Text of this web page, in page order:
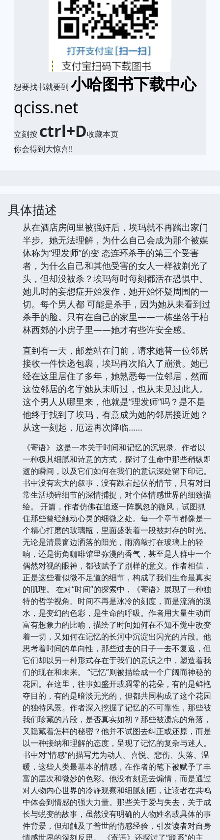
想要找书就要到 小哈图书下载中心
qciss.net
立刻按 ctrl+D收藏本页
你会得到大惊喜!!
具体描述
从在酒店房间里被强奸后，埃玛就不再踏出家门
半步。她无法理解，为什么自己会成为那个被媒
体称为“理发师”的变 态连环杀手的第三个受害
者，为什么自己和其他受害的女人一样被剃光了
头，但却没被杀？埃玛每时每刻都活在恐惧中。
她儿时的妄想症开始发作，她开始怀疑周围的一
切。每个男人都 可能是杀手，因为她从未看到过
杀手的脸。只有在自己的家里——一栋坐落于柏
林西郊的小房子里——她才有些许安全感。
直到有一天，邮差站在门前，请求她替一位邻居
接收一件快递包裹，埃玛再次陷入了崩溃。她已
经在这里居住了多年，她熟悉每一位邻居，然而
这位邻居的名字她从未听过，也从未见过此人。
这个男人从哪里来，他就是“理发师”吗？是不是
他终于找到了埃玛，有意成为她的邻居接近她？
从这一刻起，厄运再次降临……
《寄语》 这是一本关于时间和记忆的沉思录。作者以
一种极其细腻和诗意的方式，探讨了生命中那些稍纵即
逝的瞬间，以及它们如何在我们的意识深处留下印记。
书中没有宏大的叙事，没有跌宕起伏的情节，只有对日
常生活琐碎细节的深情捕捉，对个体情感世界的细致描
绘。 开篇，作者仿佛在追逐一阵飘忽的微风，试图抓
住那些曾经触动心灵的细微之处。每一个章节都像是一
个精心打磨的玻璃瓶，里面盛装着一段被封存的时光。
无论是清晨窗边洒落的阳光，雨滴敲打在玻璃上的轻
响，还是街角咖啡馆里弥漫的香气，甚至是人群中一个
偶然对视的眼神，都被赋予了别样的意义。作者相信，
正是这些看似微不足道的细节，构成了我们生命最真实
的肌理。 在对“时间”的探索中，《寄语》展现了一种独
特的哲学视角。时间不再是冰冷的刻度，而是流淌的溪
水，是变幻的色彩，是生命的呼吸。作者用大量生动而
富有想象力的比喻，描绘了时间如何在不知不觉中改变
着一切，又如何在记忆的长河中沉淀出闪光的片段。他
思考着时间的单向性，那些过去的日子一去不复返，但
它们却以另一种形式存在于我们的意识之中，塑造着我
们的现在和未来。 “记忆”则被描绘成一个广阔而神秘的
花园。在这里，往事如盛开或凋零的花朵，有的是鲜艳
夺目的，有的是暗淡无光的，但都共同构成了这个花园
的独特风景。作者深入挖掘了记忆的不可靠性，那些被
我们珍藏的片段，是否真实如初？那些被遗忘的角落，
又隐藏着怎样的秘密？他并不试图去纠正或还原，而是
以一种接纳和理解的态度，呈现了记忆的复杂与迷人。
书中对“情感”的描写尤为动人。喜悦、悲伤、失落、温
暖，这些人类最基本的情感，在作者的笔下被赋予了丰
富的层次和微妙的色彩。他没有刻意去煽情，而是通过
对人物内心世界的冷静观察和细腻刻画，让读者在共鸣
中体会到情感的强大力量。那些关于爱与失去，关于成
长与蜕变的故事，虽然没有明确的人物姓名或具体的事
件背景，但却触及了普世的情感经验，引发读者对自身
情感世界的深刻反思。 《寄语》还探讨了“联系”的主